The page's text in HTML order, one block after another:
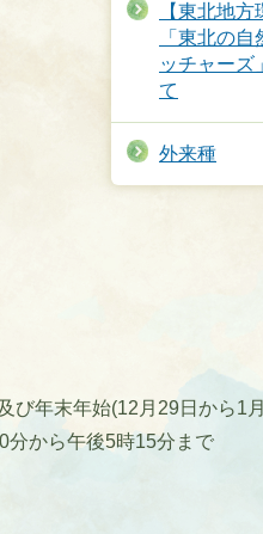
【東北地方
「東北の
ッチャーズ
て
外来種
び年末年始(12月29日から1
分から午後5時15分まで